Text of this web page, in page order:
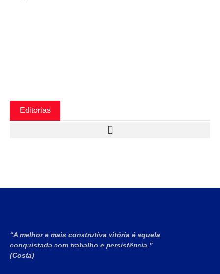
Editorias
“A melhor e mais construtiva vitória é aquela
conquistada com trabalho e persistência.”
(Costa)